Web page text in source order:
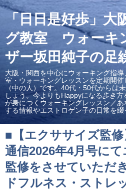
「日日是好歩」
グ教室 ウォーキ
ザー坂田純子の足
大阪・関西を中心にウォーキング指
室・ウォーキングレッスンを定期開
（中の人）です。40代・50代からは
しょう。今よりもHappyになる歩き
が身につくウォーキングレッスン／
する情報やエストロゲン子の日常を綴
■【エクササイズ監
通信2026年4月号に
監修をさせていただ
ドフルネス・ストレ